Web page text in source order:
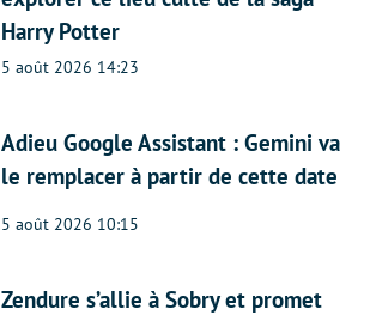
Harry Potter
5 août 2026 14:23
Adieu Google Assistant : Gemini va
le remplacer à partir de cette date
5 août 2026 10:15
Zendure s’allie à Sobry et promet